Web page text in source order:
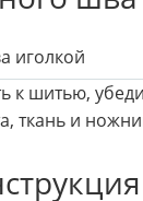
к шитью,
ткань и